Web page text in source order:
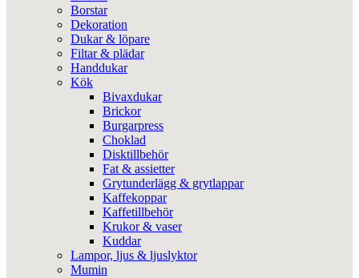
Borstar
Dekoration
Dukar & löpare
Filtar & plädar
Handdukar
Kök
Bivaxdukar
Brickor
Burgarpress
Choklad
Disktillbehör
Fat & assietter
Grytunderlägg & grytlappar
Kaffekoppar
Kaffetillbehör
Krukor & vaser
Kuddar
Lampor, ljus & ljuslyktor
Mumin